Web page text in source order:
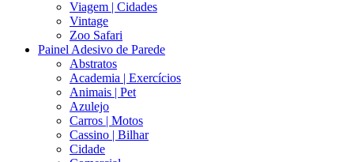
Viagem | Cidades
Vintage
Zoo Safari
Painel Adesivo de Parede
Abstratos
Academia | Exercícios
Animais | Pet
Azulejo
Carros | Motos
Cassino | Bilhar
Cidade